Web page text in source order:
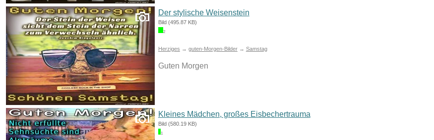
Anzeige
Der stylische Weisenstein
Bild (495.87 KB)
2
Herziges → guten-Morgen-Bilder→ Samstag
Guten Morgen
Kleines Mädchen, großes Eisbechertrauma
Bild (580.19 KB)
1